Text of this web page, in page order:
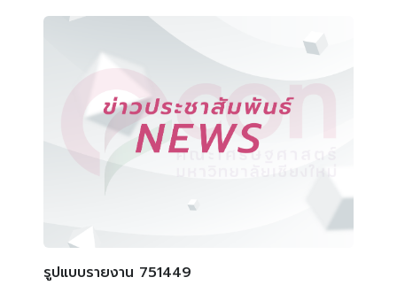
รูปแบบรายงาน 751449